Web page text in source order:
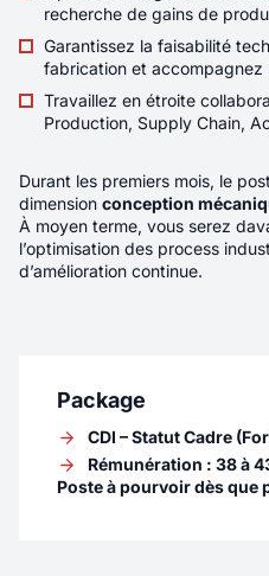
Rémunération
Contrat
Télétravail
Vous rejoignez une
techniques, d’experts
développeurs, où les
les choix d’architecture
Nouveau
Commercial
recherche de gains de
Garantissez la faisabilité
fabrication et
Travaillez en étroite
Production, Supply Chain,
Durant les premiers mois, le
dimension conception
À moyen terme, vous serez
l’optimisation des process
d’amélioration continue.
Package
CDI – Statut Cadre
Rémunération : 38 à
Poste à pourvoir dès que